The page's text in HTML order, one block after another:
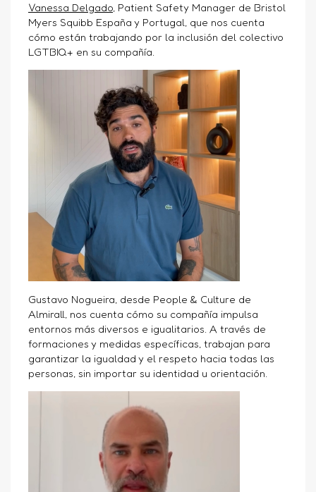
Vanessa Delgado, Patient Safety Manager de Bristol
Myers Squibb España y Portugal, que nos cuenta
cómo están trabajando por la inclusión del colectivo
LGTBIQ+ en su compañía.
Gustavo Nogueira, desde People & Culture de
Almirall, nos cuenta cómo su compañía impulsa
entornos más diversos e igualitarios. A través de
formaciones y medidas específicas, trabajan para
garantizar la igualdad y el respeto hacia todas las
personas, sin importar su identidad u orientación.